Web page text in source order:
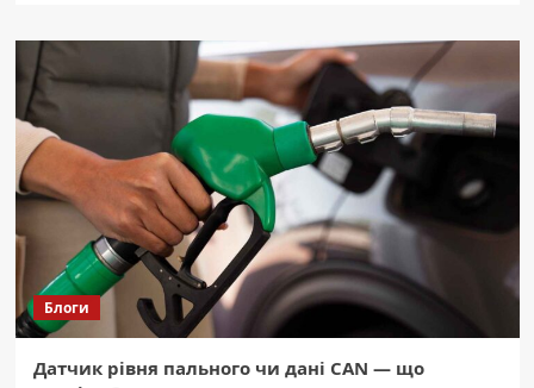
Блоги
Датчик рівня пального чи дані CAN — що